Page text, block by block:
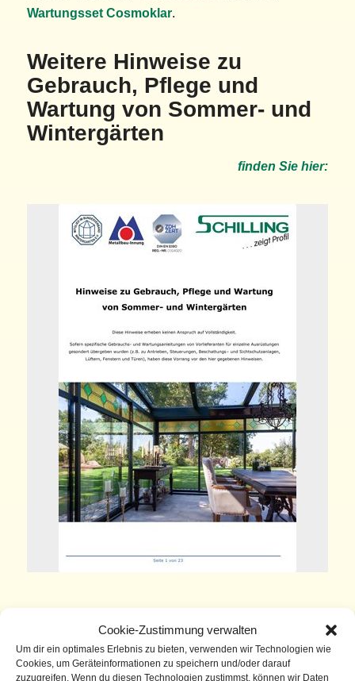
Cookie-Zustimmung verwalten
Um dir ein optimales Erlebnis zu bieten, verwenden wir Technologien wie
Cookies, um Geräteinformationen zu speichern und/oder darauf
zuzugreifen. Wenn du diesen Technologien zustimmst, können wir Daten
Wartungsset Cosmoklar.
Weitere Hinweise zu
Gebrauch, Pflege und
Wartung von Sommer- und
Wintergärten
finden Sie hier:
PDF Dokument downzuloaden